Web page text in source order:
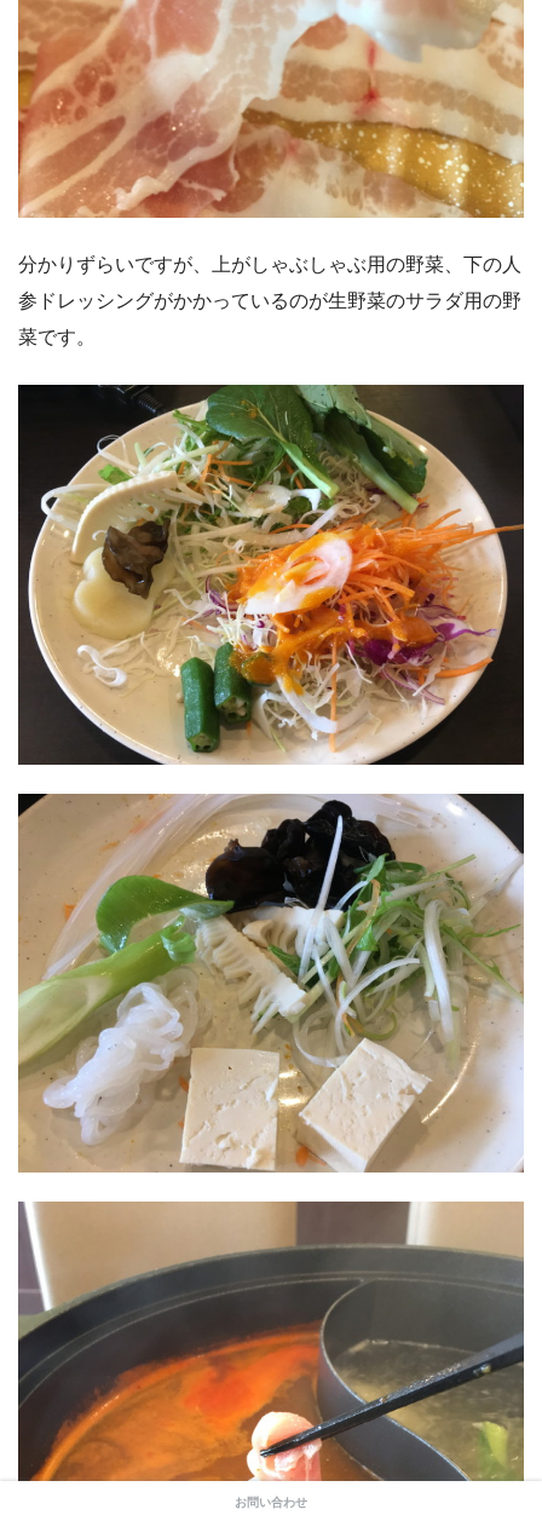
分かりずらいですが、上がしゃぶしゃぶ用の野菜、下の人
参ドレッシングがかかっているのが生野菜のサラダ用の野
菜です。
お問い合わせ